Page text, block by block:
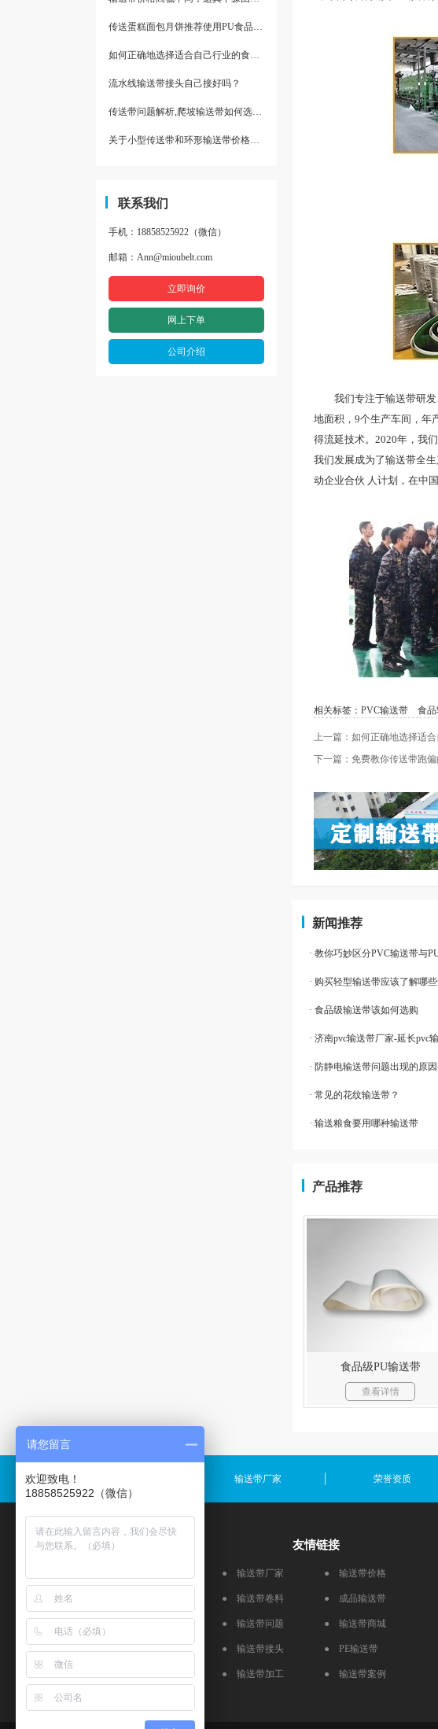
传送蛋糕面包月饼推荐使用PU食品级输送带
如何正确地选择适合自己行业的食品输送带
流水线输送带接头自己接好吗？
传送带问题解析,爬坡输送带如何选择,推荐一款防滑输送带
关于小型传送带和环形输送带价格，他们有什么区别点。
联系我们
手机：18858525922（微信）
邮箱：Ann@mioubelt.com
立即询价
网上下单
公司介绍
我们专注于输送带研发
地面积，9个生产车间，年
得流延技术。2020年，我
我们发展成为了输送带全
动企业合伙 人计划，在中
相关标签： PVC输送带 食
上一篇：如何正确地选择适
下一篇：免费教你传送带跑偏
新闻推荐
· 教你巧妙区分PVC输送带与
· 购买轻型输送带应该了解哪
· 食品级输送带该如何选购
· 济南pvc输送带厂家-延长pvc
· 防静电输送带问题出现的原
· 常见的花纹输送带？
· 输送粮食要用哪种输送带
产品推荐
食品级PU输送带
查看详情
输送带厂家 荣誉资质
产品推荐
砂光机皮带
友情链接
● 输送带厂家 ● 输送带价格
● 输送带卷料 ● 成品输送带
● 输送带问题 ● 输送带商城
● 输送带接头 ● PE输送带
● 输送带加工 ● 输送带案例
请您留言
欢迎致电！
18858525922（微信）